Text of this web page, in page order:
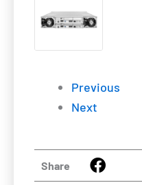
Previous
Next
Share